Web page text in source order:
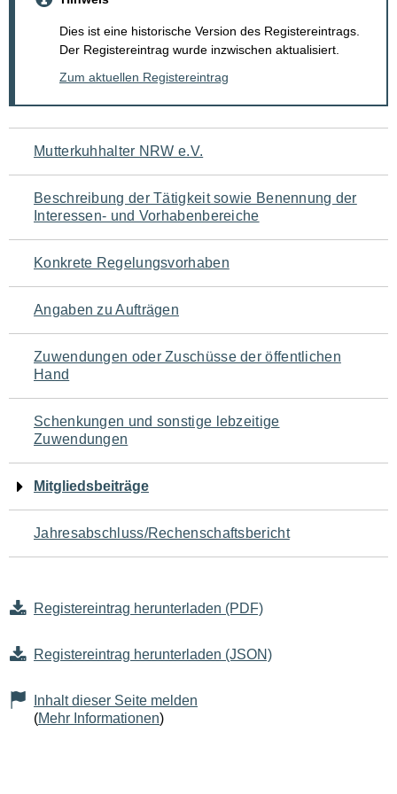
Dies ist eine historische Version des Registereintrags.
Der Registereintrag wurde inzwischen aktualisiert.
Zum aktuellen Registereintrag
Navigation
für
den
Seiteninhalt
Mutterkuhhalter NRW e.V.
Beschreibung der Tätigkeit sowie Benennung der
Interessen- und Vorhabenbereiche
Konkrete Regelungsvorhaben
Angaben zu Aufträgen
Zuwendungen oder Zuschüsse der öffentlichen
Hand
Schenkungen und sonstige lebzeitige
Zuwendungen
Mitgliedsbeiträge
Jahresabschluss/Rechenschaftsbericht
Registereintrag herunterladen (PDF)
Registereintrag herunterladen (JSON)
Inhalt dieser Seite melden
(Mehr Informationen)